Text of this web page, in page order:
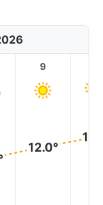
9
12.0°